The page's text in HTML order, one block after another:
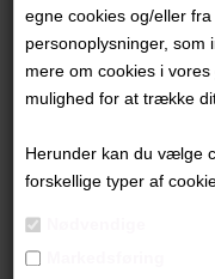
egne cookies og/eller
personoplysninger,
mere om cookies i vores
mulighed for at trække
Herunder kan du vælge
forskellige typer af
Helena
8.800,00DKK